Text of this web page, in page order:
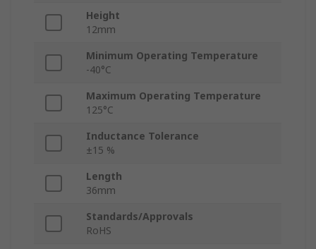
Height
12mm
Minimum Operating Temperature
-40°C
Maximum Operating Temperature
125°C
Inductance Tolerance
±15 %
Length
36mm
Standards/Approvals
RoHS